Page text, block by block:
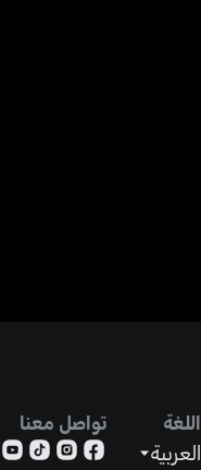
اللغة
العربية
تواصل معنا